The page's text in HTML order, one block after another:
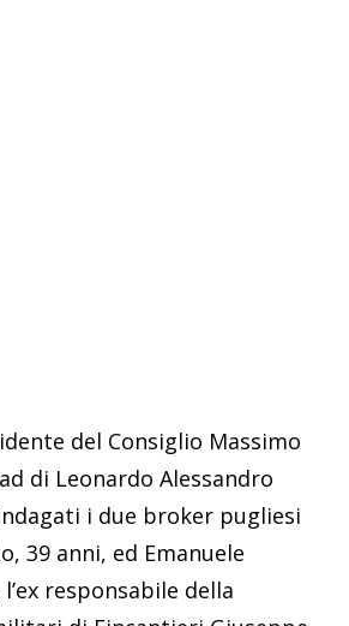
del Consiglio Massimo
ad di Leonardo Alessandro
i due broker pugliesi
39 anni, ed Emanuele
responsabile della